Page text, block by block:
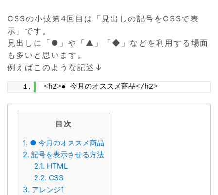
CSSの小技第4回目は「見出しの記号をCSSで表
示」です。
見出しに「●」や「▲」「◆」などを利用する場面
も多いと思います。
例えばこのような記述↓
<h2>● 今月のオススメ商品</h2>
目次
1. ● 今月のオススメ商品
2. 記号を表示させる方法
2.1. HTML
2.2. CSS
3. アレンジ1